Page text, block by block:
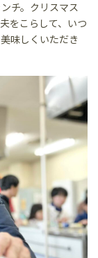
チ。クリスマス
をこらして、いつ
味しくいただき